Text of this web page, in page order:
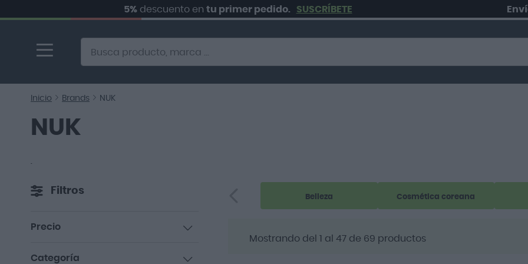
descuento entu primer pedido. SUSCRÍBETE Envío
contenido
Alternative to Doofinder Ecommerce Search
Inicio Brands NUK
NUK
.
Belleza Cosmética coreana
Mostrando del 1 al 47de 69 productos
Filtros
Precio
10,00 €
Categoría